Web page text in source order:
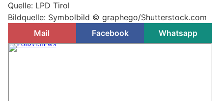
Quelle: LPD Tirol
Bildquelle: Symbolbild © graphego/Shutterstock.com
Mail
Facebook Whatsapp